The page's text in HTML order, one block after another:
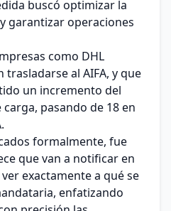
buscó optimizar la
garantizar operaciones
como DHL
al AIFA, y que
un incremento del
pasando de 18 en
formalmente, fue
que van a notificar en
exactamente a qué se
enfatizando